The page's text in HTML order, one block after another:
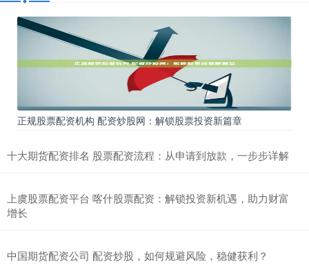
正规股票配资机构 配资炒股网：解锁股票投资新篇章
十大期货配资排名 股票配资流程：从申请到放款，一步步详解
上虞股票配资平台 喀什股票配资：解锁投资新机遇，助力财富
增长
中国期货配资公司 配资炒股，如何规避风险，稳健获利？